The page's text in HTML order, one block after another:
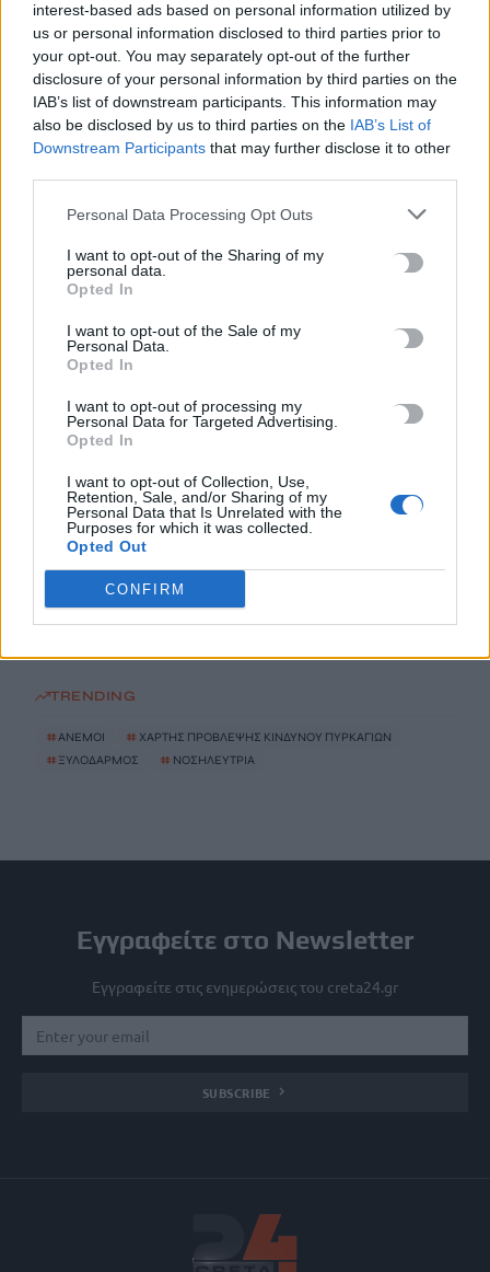
interest-based ads based on personal information utilized by
us or personal information disclosed to third parties prior to
your opt-out. You may separately opt-out of the further
disclosure of your personal information by third parties on the
IAB’s list of downstream participants. This information may
also be disclosed by us to third parties on the IAB’s List of
Downstream Participants that may further disclose it to other
Personal Data Processing Opt Outs
I want to opt-out of the Sharing of my
personal data.
Opted In
I want to opt-out of the Sale of my
Personal Data.
Opted In
I want to opt-out of processing my
Personal Data for Targeted Advertising.
Opted In
I want to opt-out of Collection, Use,
Retention, Sale, and/or Sharing of my
Personal Data that Is Unrelated with the
Purposes for which it was collected.
Opted Out
CONFIRM
Ερυθρός Σταυρός: Νοσηλεύτρια στα Επείγοντα
ξυλοκοπήθηκε βάναυσα από ασθενή
9 Αυγούστου, 2026
Λουτράκι: 75χρονος βρέθηκε νεκρός δίπλα σε κάδους
Τουρνάς: Πάνω από 400 φωτιές σε 10 ημέρες, από αμέλεια το
90% των περιστατικών
9 Αυγούστου, 2026
Σκιάθος: Ανήλικος κατήγγειλε 17χρονο για βιασμό – Τον
9 Αυγούστου, 2026
Κίσσαμος: Συνελήφθη 32χρονος για πέντε κλοπές από
επιχειρήσεις
9 Αυγούστου, 2026
Με… κράτηση σε Μπάλο, Ελαφονήσι και Φαλάσαρνα
9 Αυγούστου, 2026
TRENDING
#ΑΝΕΜΟΙ # ΧΑΡΤΗΣ ΠΡΟΒΛΕΨΗΣ ΚΙΝΔΥΝΟΥ ΠΥΡΚΑΓΙΩΝ
# ΞΥΛΟΔΑΡΜΟΣ # ΝΟΣΗΛΕΥΤΡΙΑ
Εγγραφείτε στο Newsletter
Εγγραφείτε στις ενημερώσεις του creta24.gr
SUBSCRIBE